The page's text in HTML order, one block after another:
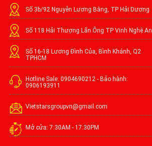
Số 3b/92 Nguyễn Lương Bằng, TP Hải Dương
Số 118 Hải Thượng Lãn Ông TP Vinh Nghệ An
Số 16-18 Lương Đình Của, Bình Khánh, Q2
TPHCM
Hotline Sale: 0904690212 - Bảo hành:
0906193911
Vietstarsgroupvn@gmail.com
Mở cửa: 7:30AM - 17:30PM